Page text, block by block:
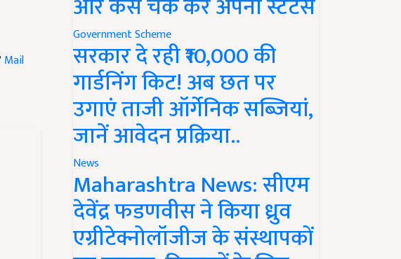
Government Scheme
सरकार दे रही ₹10,000 की
गार्डनिंग किट! अब छत पर
उगाएं ताजी ऑर्गेनिक सब्जियां,
जानें आवेदन प्रक्रिया..
News
Maharashtra News: सीएम
देवेंद्र फडणवीस ने किया ध्रुव
एग्रीटेक्नोलॉजीज के संस्थापकों